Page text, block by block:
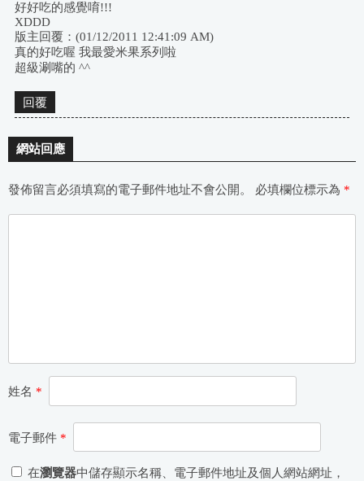
好好吃的感覺唷!!!
XDDD
版主回覆：(01/12/2011 12:41:09 AM)
真的好吃喔 我最愛米果系列啦
超級涮嘴的 ^^
回覆
網站回應
發佈留言必須填寫的電子郵件地址不會公開。 必填欄位標示為 *
姓名 *
電子郵件 *
在瀏覽器中儲存顯示名稱、電子郵件地址及個人網站網址，